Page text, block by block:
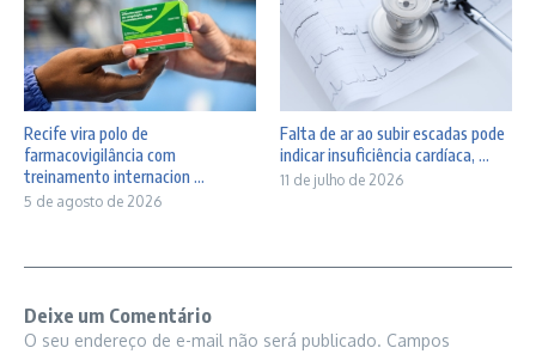
Recife vira polo de
farmacovigilância com
treinamento internacion ...
5 de agosto de 2026
Falta de ar ao subir escadas pode
indicar insuficiência cardíaca, ...
11 de julho de 2026
Deixe um Comentário
O seu endereço de e-mail não será publicado. Campos